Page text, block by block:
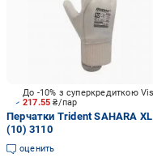
217.55₴/пар
Перчатки Trident SAHARA XL
(10) 3110
оценить